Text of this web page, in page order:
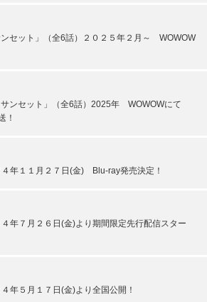
セット」（全6話）２０２５年２月～ WOWOW
ンセット」（全6話）2025年 WOWOWにて
！
年１１月２７日(金) Blu-ray発売決定！
年７月２６日(金)より期間限定先行配信スター
年５月１７日(金)より全国公開！